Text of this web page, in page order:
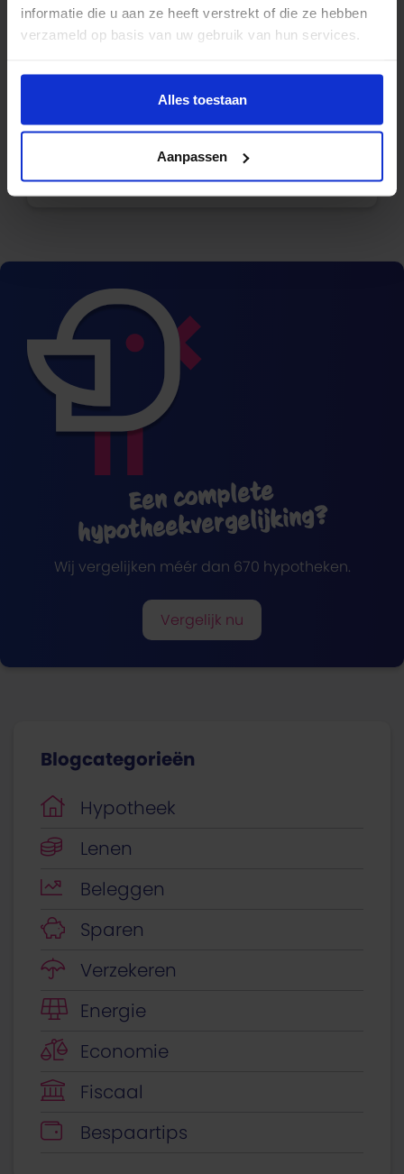
informatie die u aan ze heeft verstrekt of die ze hebben
verzameld op basis van uw gebruik van hun services.
Alles toestaan
Aanpassen
Een complete
hypotheekvergelijking?
Wij vergelijken méér dan 670 hypotheken.
Vergelijk nu
Blogcategorieën
Hypotheek
Lenen
Beleggen
Sparen
Verzekeren
Energie
Economie
Fiscaal
Bespaartips